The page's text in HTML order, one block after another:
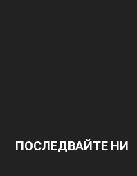
ПОСЛЕДВАЙТЕ НИ